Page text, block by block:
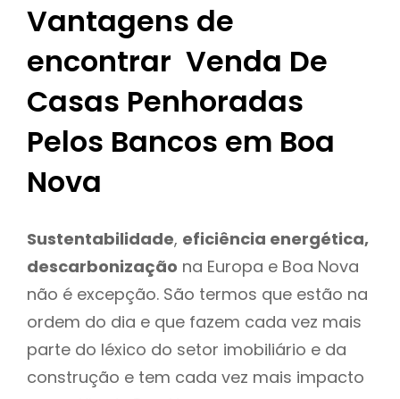
Vantagens de
encontrar Venda De
Casas Penhoradas
Pelos Bancos em Boa
Nova
Sustentabilidade, eficiência energética,
descarbonização na Europa e Boa Nova
não é excepção. São termos que estão na
ordem do dia e que fazem cada vez mais
parte do léxico do setor imobiliário e da
construção e tem cada vez mais impacto